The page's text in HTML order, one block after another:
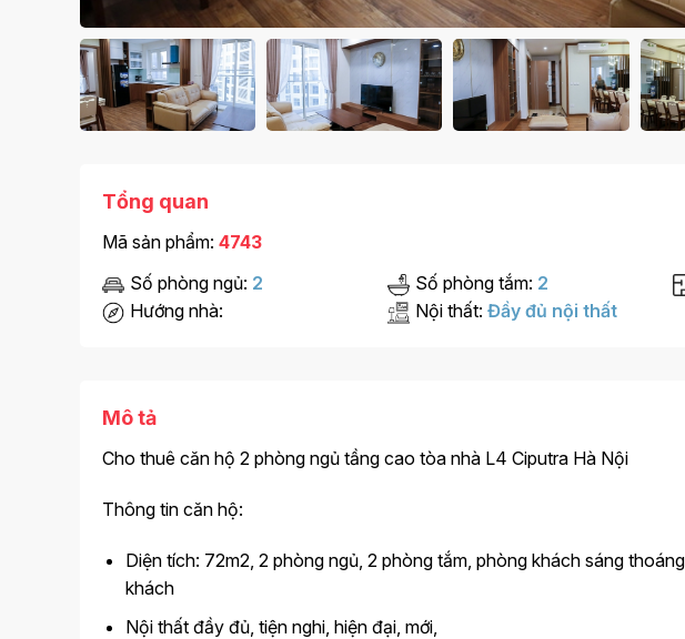
Tổng quan
Mã sản phẩm: 4743
Số phòng ngủ: 2 Số phòng tắm: 2
Hướng nhà:
Nội thất: Đầy đủ nội thất
Mô tả
Cho thuê căn hộ 2 phòng ngủ tầng cao tòa nhà L4 Ciputra Hà Nội
Thông tin căn hộ:
Diện tích: 72m2, 2 phòng ngủ, 2 phòng tắm, phòng khách sáng
khách
Nội thất đầy đủ, tiện nghi, hiện đại, mới,